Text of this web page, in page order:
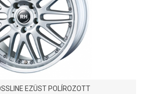
EZÜST POLÍROZOTT